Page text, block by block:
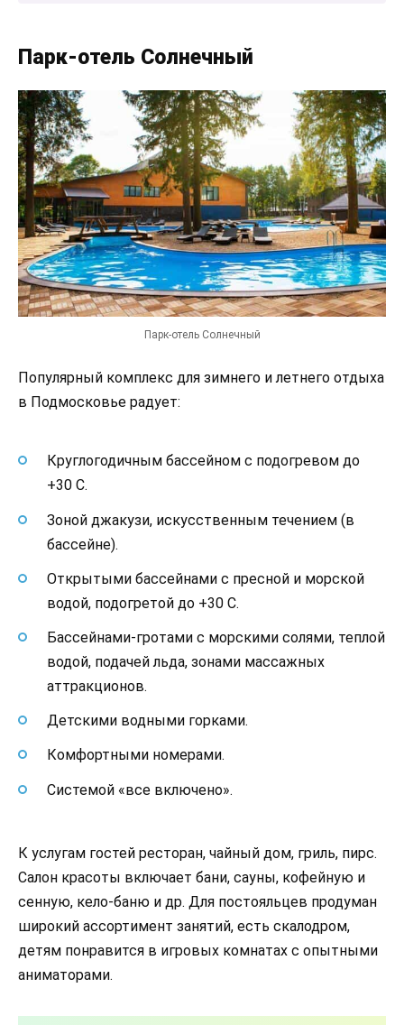
Парк-отель Солнечный
Парк-отель Солнечный
Популярный комплекс для зимнего и летнего отдыха
в Подмосковье радует:
Круглогодичным бассейном с подогревом до
+30 С.
Зоной джакузи, искусственным течением (в
бассейне).
Открытыми бассейнами с пресной и морской
водой, подогретой до +30 С.
Бассейнами-гротами с морскими солями, теплой
водой, подачей льда, зонами массажных
аттракционов.
Детскими водными горками.
Комфортными номерами.
Системой «все включено».
К услугам гостей ресторан, чайный дом, гриль, пирс.
Салон красоты включает бани, сауны, кофейную и
сенную, кело-баню и др. Для постояльцев продуман
широкий ассортимент занятий, есть скалодром,
детям понравится в игровых комнатах с опытными
аниматорами.